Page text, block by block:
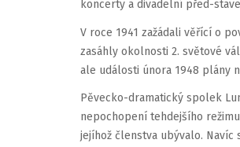
koncerty a divadelní před-
V roce 1941 zažádali věřící o
zasáhly okolnosti 2. světové
ale události února 1948 plány
Pěvecko-dramatický spolek
nepochopení tehdejšího
jejíhož členstva ubývalo. Navíc